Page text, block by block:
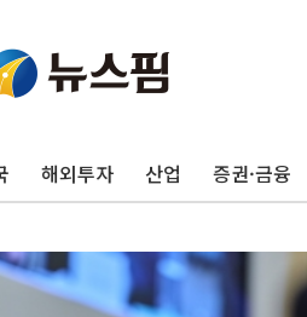
해외투자 산업 증권·금융